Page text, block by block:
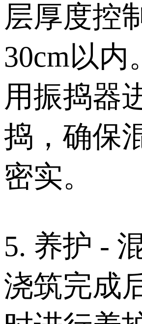
层厚度控
30cm以内
用振捣器
捣，确保
密实。
5. 养护 -
浇筑完成